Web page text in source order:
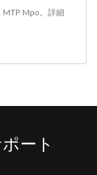
MTP Mpo。詳細
ート